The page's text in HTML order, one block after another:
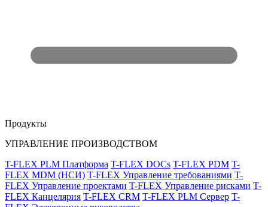
Продукты
УПРАВЛЕНИЕ ПРОИЗВОДСТВОМ
T-FLEX PLM Платформа T-FLEX DOCs T-FLEX PDM T-
FLEX MDM (НСИ) T-FLEX Управление требованиями T-
FLEX Управление проектами T-FLEX Управление рисками T-
FLEX Канцелярия T-FLEX CRM T-FLEX PLM Сервер T-